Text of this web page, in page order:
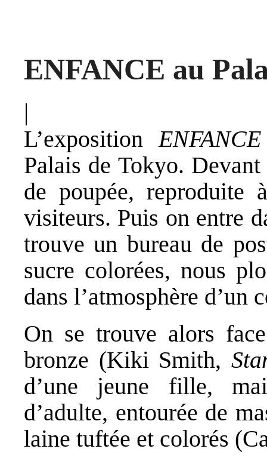
ENFANCE au
|
L’exposition ENFANCE
Palais de Tokyo.
de poupée, reproduite
visiteurs. Puis on entre
trouve un bureau de
sucre colorées, nous
dans l’atmosphère d’un
On se trouve alors
bronze (Kiki Smith,
d’une jeune fille,
d’adulte, entourée de
laine tuftée et colorés